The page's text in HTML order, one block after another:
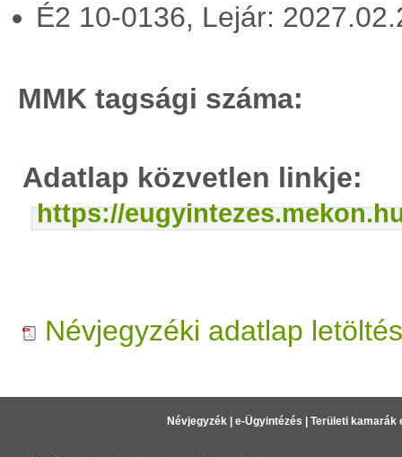
É2 10-0136, Lejár:
MMK tagsági száma:
Adatlap közvetlen linkje:
https://
Névjegyzéki adatlap
Névjegyzék| e-Ügyintézés Területi kamarák